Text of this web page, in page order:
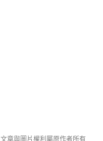
文章與圖片權利屬原作者所有